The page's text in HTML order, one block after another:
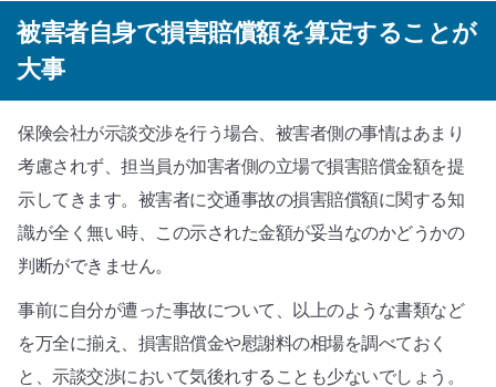
被害者自身で損害賠償額を算定することが
大事
保険会社が示談交渉を行う場合、被害者側の事情はあまり
考慮されず、担当員が加害者側の立場で損害賠償金額を提
示してきます。被害者に交通事故の損害賠償額に関する知
識が全く無い時、この示された金額が妥当なのかどうかの
判断ができません。
事前に自分が遭った事故について、以上のような書類など
を万全に揃え、損害賠償金や慰謝料の相場を調べておく
と、示談交渉において気後れすることも少ないでしょう。